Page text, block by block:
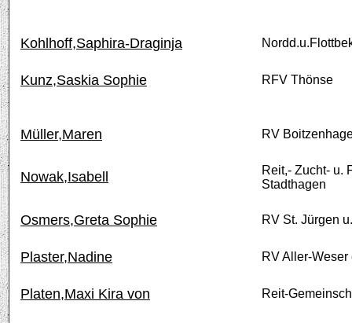
Kohlhoff,Saphira-Draginja
Kunz,Saskia Sophie RFV Thönse
Müller,Maren RV
Nowak,Isabell
Reit,- Zucht- u.
Stadthagen
Osmers,Greta Sophie RV St. Jürgen
Plaster,Nadine RV Aller-Weser
Platen,Maxi Kira von Reit-